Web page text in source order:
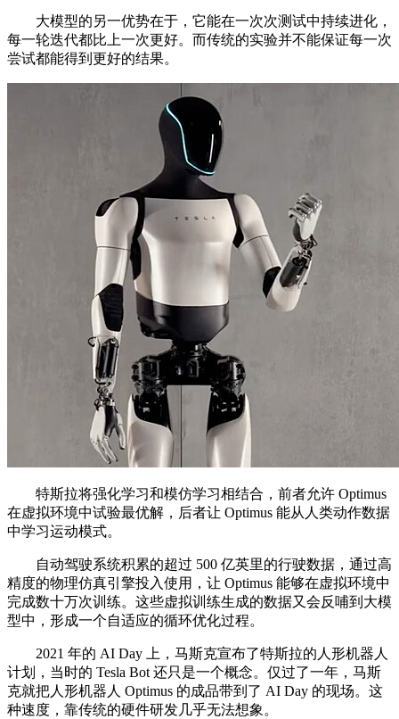
大模型的另一优势在于，它能在一次次测试中持续进化，
每一轮迭代都比上一次更好。而传统的实验并不能保证每一次
尝试都能得到更好的结果。
特斯拉将强化学习和模仿学习相结合，前者允许 Optimus
在虚拟环境中试验最优解，后者让 Optimus 能从人类动作数据
中学习运动模式。
自动驾驶系统积累的超过 500 亿英里的行驶数据，通过高
精度的物理仿真引擎投入使用，让 Optimus 能够在虚拟环境中
完成数十万次训练。这些虚拟训练生成的数据又会反哺到大模
型中，形成一个自适应的循环优化过程。
2021 年的 AI Day 上，马斯克宣布了特斯拉的人形机器人
计划，当时的 Tesla Bot 还只是一个概念。仅过了一年，马斯
克就把人形机器人 Optimus 的成品带到了 AI Day 的现场。这
种速度，靠传统的硬件研发几乎无法想象。